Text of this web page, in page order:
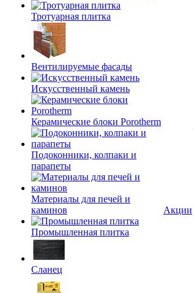
Тротуарная плитка
Вентилируемые фасады
Искусственный камень
Керамические блоки Porotherm
Подоконники, колпаки и
парапеты
Материалы для печей и
каминов
Промышленная плитка
Сланец
Акции